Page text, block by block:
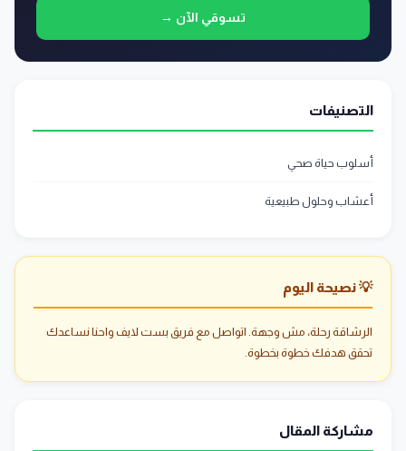
تسوقي الآن →
التصنيفات
أسلوب حياة صحي
أعشاب وحلول طبيعية
💡 نصيحة اليوم
الرشاقة رحلة، مش وجهة. اتواصل مع فريق بست لايف واحنا نساعدك
تحقق هدفك خطوة بخطوة.
مشاركة المقال